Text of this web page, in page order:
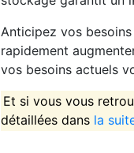
Anticipez vos
rapidement
vos besoins actuels
Et si vous vous
détaillées dans la